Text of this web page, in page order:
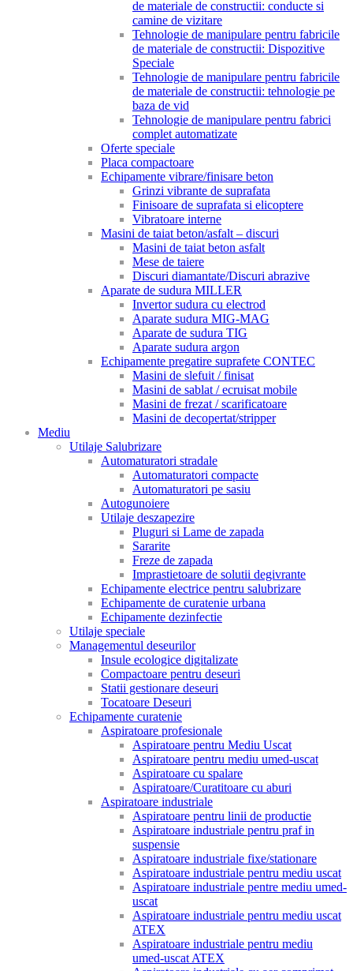
de materiale de constructii: conducte si
camine de vizitare
Tehnologie de manipulare pentru fabricile
de materiale de constructii: Dispozitive
Speciale
Tehnologie de manipulare pentru fabricile
de materiale de constructii: tehnologie pe
baza de vid
Tehnologie de manipulare pentru fabrici
complet automatizate
Oferte speciale
Placa compactoare
Echipamente vibrare/finisare beton
Grinzi vibrante de suprafata
Finisoare de suprafata si elicoptere
Vibratoare interne
Masini de taiat beton/asfalt – discuri
Masini de taiat beton asfalt
Mese de taiere
Discuri diamantate/Discuri abrazive
Aparate de sudura MILLER
Invertor sudura cu electrod
Aparate sudura MIG-MAG
Aparate de sudura TIG
Aparate sudura argon
Echipamente pregatire suprafete CONTEC
Masini de slefuit / finisat
Masini de sablat / ecruisat mobile
Masini de frezat / scarificatoare
Masini de decopertat/stripper
Mediu
Utilaje Salubrizare
Automaturatori stradale
Automaturatori compacte
Automaturatori pe sasiu
Autogunoiere
Utilaje deszapezire
Pluguri si Lame de zapada
Sararite
Freze de zapada
Imprastietoare de solutii degivrante
Echipamente electrice pentru salubrizare
Echipamente de curatenie urbana
Echipamente dezinfectie
Utilaje speciale
Managementul deseurilor
Insule ecologice digitalizate
Compactoare pentru deseuri
Statii gestionare deseuri
Tocatoare Deseuri
Echipamente curatenie
Aspiratoare profesionale
Aspiratoare pentru Mediu Uscat
Aspiratoare pentru mediu umed-uscat
Aspiratoare cu spalare
Aspiratoare/Curatitoare cu aburi
Aspiratoare industriale
Aspiratoare pentru linii de productie
Aspiratoare industriale pentru praf in
suspensie
Aspiratoare industriale fixe/stationare
Aspiratoare industriale pentru mediu uscat
Aspiratoare industriale pentre mediu umed-
uscat
Aspiratoare industriale pentru mediu uscat
ATEX
Aspiratoare industriale pentru mediu
umed-uscat ATEX